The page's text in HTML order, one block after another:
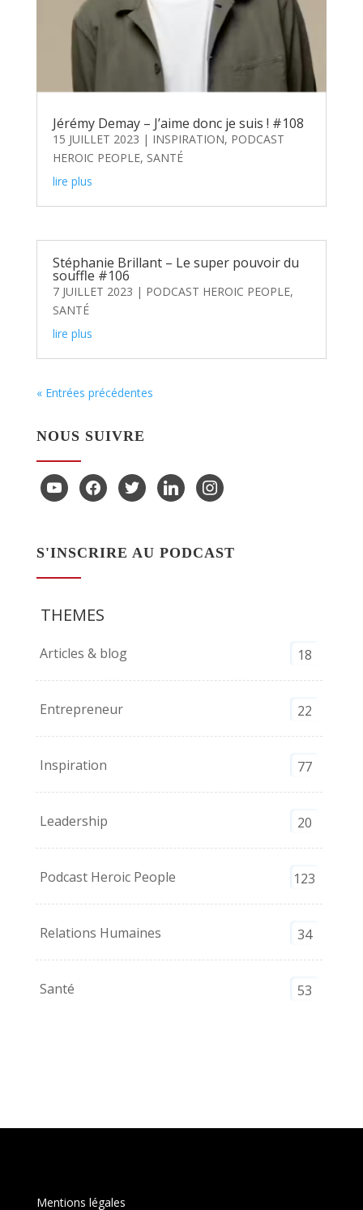
Jérémy Demay – J’aime donc je suis ! #108
15 JUILLET 2023 | INSPIRATION, PODCAST
HEROIC PEOPLE, SANTÉ
lire plus
Stéphanie Brillant – Le super pouvoir du
souffle #106
7 JUILLET 2023 | PODCAST HEROIC PEOPLE,
SANTÉ
lire plus
« Entrées précédentes
NOUS SUIVRE
youtubefacebooktwitter linkedin instagram
S'INSCRIRE AU PODCAST
THEMES
Articles & blog 18
Entrepreneur 22
Inspiration 77
Leadership 20
Podcast Heroic People 123
Relations Humaines 34
Santé 53
Mentions légales